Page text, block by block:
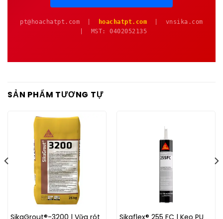
pt@hoachatpt.com | hoachatpt.com | vnsika.com
| MST: 0402052135
SẢN PHẨM TƯƠNG TỰ